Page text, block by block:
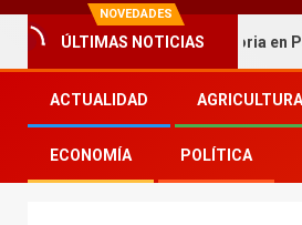
NOVEDADES
ÚLTIMAS NOTICIAS
cordobesa hizo historia en Palermo
ACTUALIDAD AGRICULTURA
ECONOMÍA POLÍTICA